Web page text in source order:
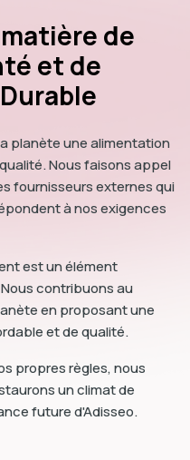
de
et de
planète une alimentation
Nous faisons appel
fournisseurs externes qui
à nos exigences
est un élément
contribuons au
en proposant une
et de qualité.
propres règles, nous
un climat de
future d'Adisseo.